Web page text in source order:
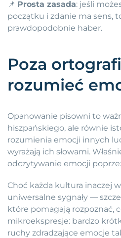
📌 Prosta zasada: jeśli
początku i zdanie ma sens,
prawdopodobnie haber.
Poza
rozumieć
Opanowanie pisowni to
hiszpańskiego, ale równie
rozumienia emocji innych
wyrażają ich słowami.
odczytywanie emocji
Choć każda kultura inaczej
uniwersalne sygnały —
które pomagają rozpoznać,
mikroekspresje: bardzo
ruchy zdradzające emocje